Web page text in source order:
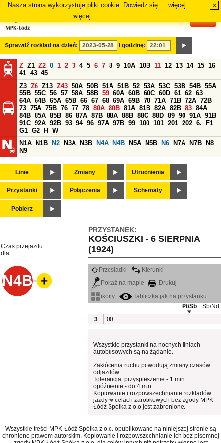
Nasza strona wykorzystuje pliki cookie. Dowiedz się
więcej.
więcej x
Sprawdź rozkład na dzień: i godzinę:
Z Z1 Z2 0 1 2 3 4 5 6 7 8 9 10A 10B 11 12 13 14 15 16
41 43 45
Z3 Z6 Z13 Z43 50A 50B 51A 51B 52 53A 53C 53B 54B 55A
55B 55C 56 57 58A 58B 59 60A 60B 60C 60D 61 62 63
64A 64B 65A 65B 66 67 68 69A 69B 70 71A 71B 72A 72B
73 75A 75B 76 77 78 80A 80B 81A 81B 82A 82B 83 84A
84B 85A 85B 86 87A 87B 88A 88B 88C 88D 89 90 91A 91B
91C 92A 92B 93 94 96 97A 97B 99 100 101 201 202 6.
F1
G1 G2 H
W
N1A
N1B N2 N3A N3B N4A N4B N5A N5B N6 N7A N7B
N8
N9
Linie Zmiany Utrudnienia
Przystanki Połączenia Schematy
Pobierz
PRZYSTANEK:
KOŚCIUSZKI - 6 SIERPNIA
(1924)
Czas przejazdu
dla:
N4B
Przesiadki
Kierunki
Pokaż na mapie
Drukuj
ikony
Tabliczka jak na przystanku
Pt/Sb
Sb/Nd
3
00
Wszystkie przystanki na nocnych liniach
autobusowych są na żądanie.
Zakłócenia ruchu powodują zmiany czasów
odjazdów
Tolerancja: przyspieszenie - 1 min.
opóźnienie - do 4 min.
Kopiowanie i rozpowszechnianie rozkładów
jazdy w celach zarobkowych bez zgody MPK
Łódź Spółka z o.o jest zabronione.
Wszystkie treści MPK-Łódź Spółka z o.o. opublikowane na niniejszej stronie są
chronione prawem autorskim. Kopiowanie i rozpowszechnianie ich bez pisemnej